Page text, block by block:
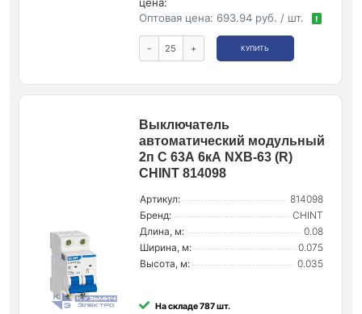
Оптовая цена: 693.94 руб. / шт. !
- + КУПИТЬ
Выключатель
автоматический модульный
2п C 63А 6кА NXB-63 (R)
CHINT 814098
Артикул:
814098
Бренд:
CHINT
Длина, м:
0.08
Ширина, м:
0.075
Высота, м:
0.035
На складе 787 шт.